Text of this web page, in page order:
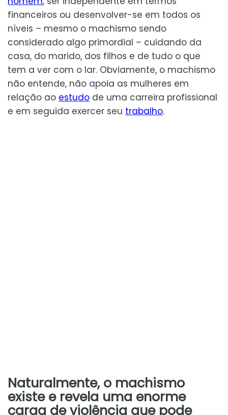
financeiros ou desenvolver-se em todos os
níveis – mesmo o machismo sendo
considerado algo primordial – cuidando da
casa, do marido, dos filhos e de tudo o que
tem a ver com o lar. Obviamente, o machismo
não entende, não apoia as mulheres em
relação ao estudo de uma carreira profissional
e em seguida exercer seu trabalho.
Naturalmente, o machismo
existe e revela uma enorme
carga de violência que pode